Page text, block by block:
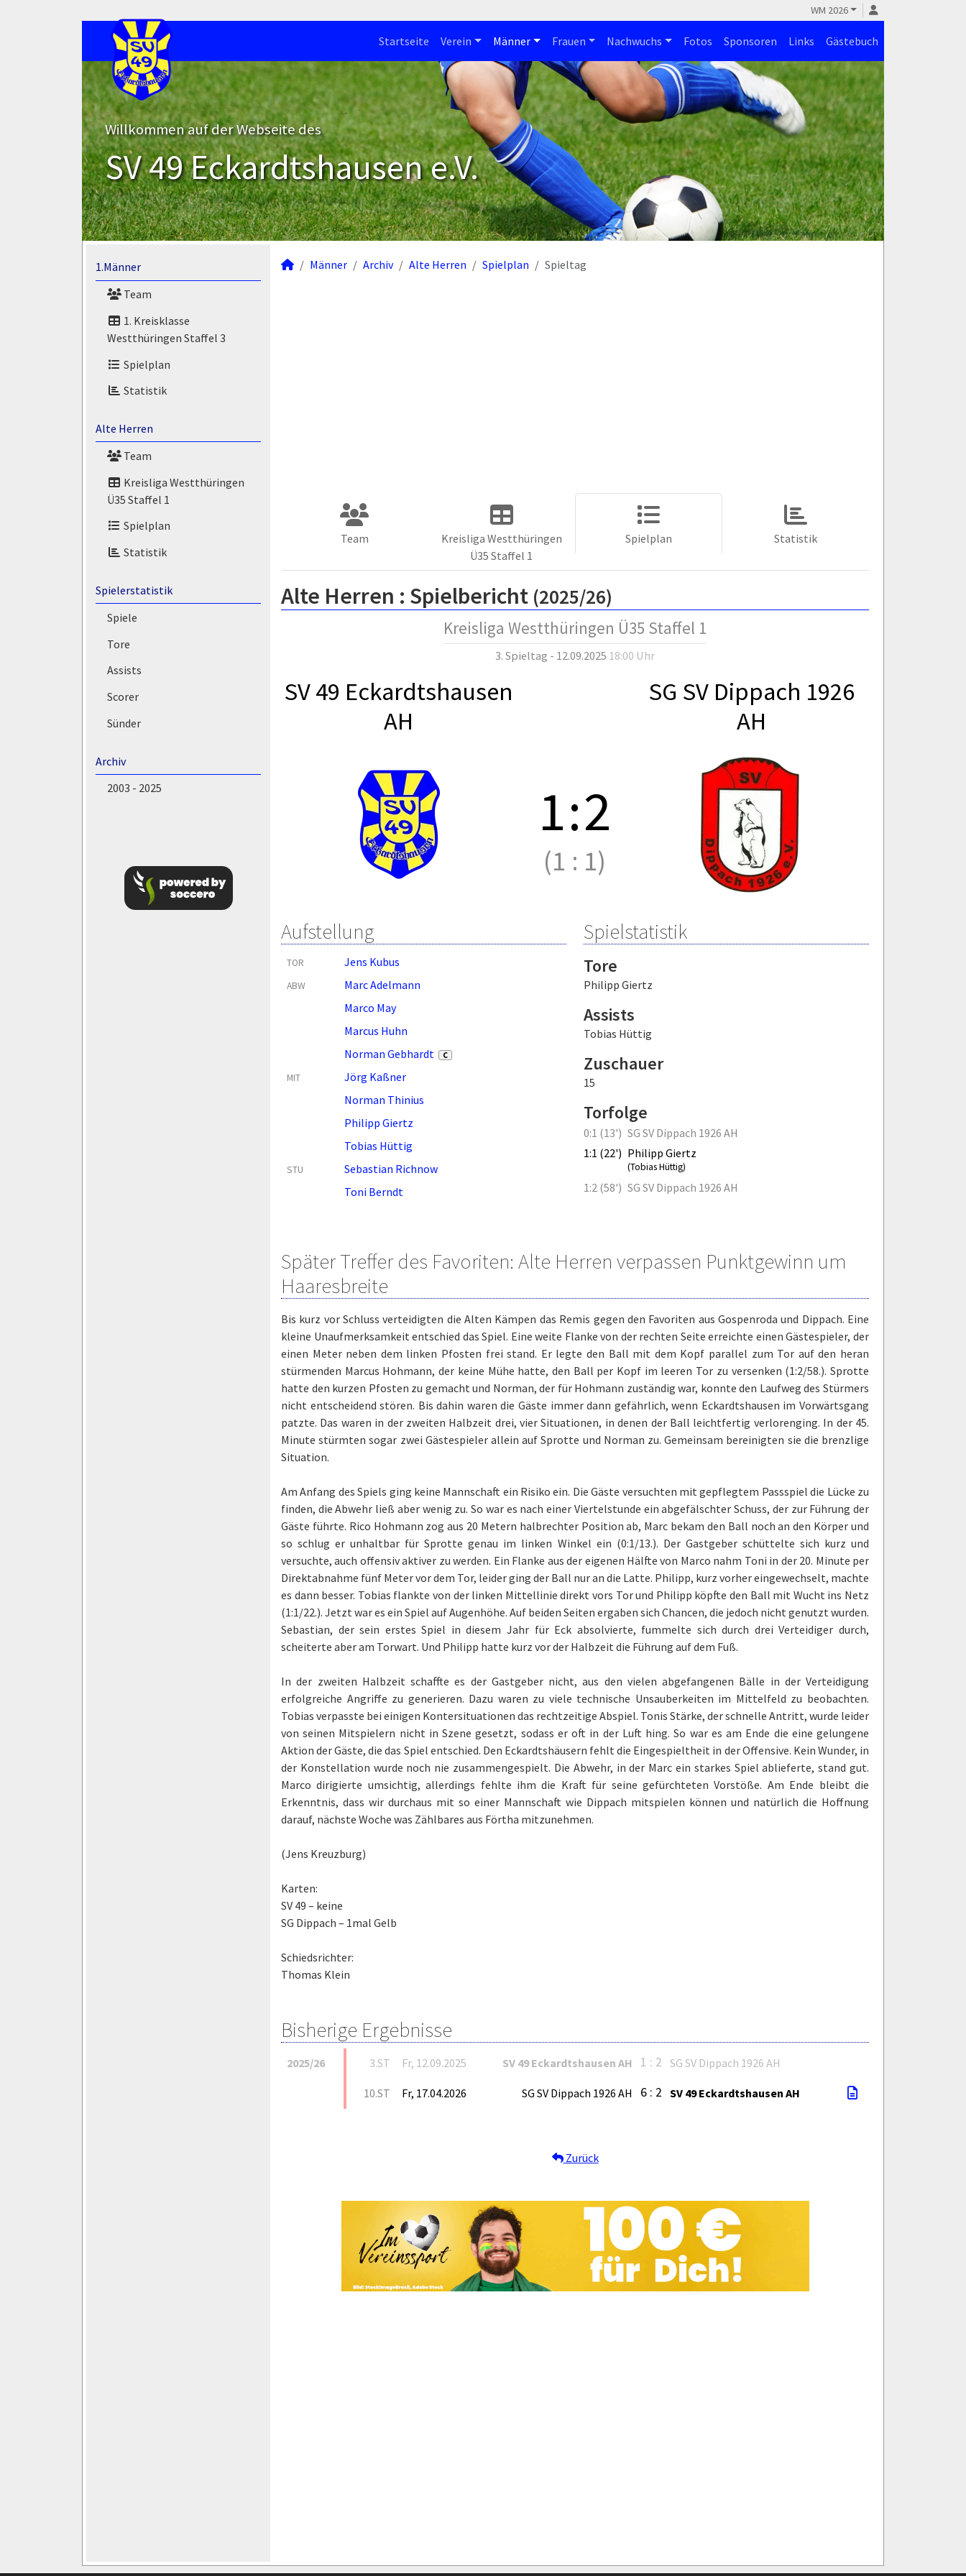
WM 2026
Startseite Verein Männer Frauen Nachwuchs Fotos Sponsoren Links Gästebuch
Willkommen auf der Webseite des
SV 49 Eckardtshausen e.V.
1.Männer
Team
1. Kreisklasse
Westthüringen Staffel 3
Spielplan
Statistik
Alte Herren
Team
Kreisliga Westthüringen
Ü35 Staffel 1
Spielplan
Statistik
Spielerstatistik
Spiele
Tore
Assists
Scorer
Sünder
Archiv
2003 - 2025
Männer Archiv Alte Herren Spielplan Spieltag
Team
Kreisliga Westthüringen
Ü35 Staffel 1
Spielplan Statistik
Alte Herren : Spielbericht (2025/26)
Kreisliga Westthüringen Ü35 Staffel 1
3. Spieltag - 12.09.2025 18:00 Uhr
SV 49 Eckardtshausen
AH
SG SV Dippach 1926
AH
1:2
(1 : 1)
Aufstellung
TOR Jens Kubus
ABW
Marc Adelmann
Marco May
Marcus Huhn
Norman Gebhardt
C
MIT
Jörg Kaßner
Norman Thinius
Philipp Giertz
Tobias Hüttig
STU
Sebastian Richnow
Toni Berndt
Spielstatistik
Tore
Philipp Giertz
Assists
Tobias Hüttig
Zuschauer
15
Torfolge
0:1 (13') SG SV Dippach 1926 AH
1:1 (22') Philipp Giertz
(Tobias Hüttig)
1:2 (58') SG SV Dippach 1926 AH
Später Treffer des Favoriten: Alte Herren verpassen Punktgewinn um
Haaresbreite
Bis kurz vor Schluss verteidigten die Alten Kämpen das Remis gegen den Favoriten aus Gospenroda und Dippach. Eine
kleine Unaufmerksamkeit entschied das Spiel. Eine weite Flanke von der rechten Seite erreichte einen Gästespieler, der
einen Meter neben dem linken Pfosten frei stand. Er legte den Ball mit dem Kopf parallel zum Tor auf den heran
stürmenden Marcus Hohmann, der keine Mühe hatte, den Ball per Kopf im leeren Tor zu versenken (1:2/58.). Sprotte
hatte den kurzen Pfosten zu gemacht und Norman, der für Hohmann zuständig war, konnte den Laufweg des Stürmers
nicht entscheidend stören. Bis dahin waren die Gäste immer dann gefährlich, wenn Eckardtshausen im Vorwärtsgang
patzte. Das waren in der zweiten Halbzeit drei, vier Situationen, in denen der Ball leichtfertig verlorenging. In der 45.
Minute stürmten sogar zwei Gästespieler allein auf Sprotte und Norman zu. Gemeinsam bereinigten sie die brenzlige
Situation.
Am Anfang des Spiels ging keine Mannschaft ein Risiko ein. Die Gäste versuchten mit gepflegtem Passspiel die Lücke zu
finden, die Abwehr ließ aber wenig zu. So war es nach einer Viertelstunde ein abgefälschter Schuss, der zur Führung der
Gäste führte. Rico Hohmann zog aus 20 Metern halbrechter Position ab, Marc bekam den Ball noch an den Körper und
so schlug er unhaltbar für Sprotte genau im linken Winkel ein (0:1/13.). Der Gastgeber schüttelte sich kurz und
versuchte, auch offensiv aktiver zu werden. Ein Flanke aus der eigenen Hälfte von Marco nahm Toni in der 20. Minute per
Direktabnahme fünf Meter vor dem Tor, leider ging der Ball nur an die Latte. Philipp, kurz vorher eingewechselt, machte
es dann besser. Tobias flankte von der linken Mittellinie direkt vors Tor und Philipp köpfte den Ball mit Wucht ins Netz
(1:1/22.). Jetzt war es ein Spiel auf Augenhöhe. Auf beiden Seiten ergaben sich Chancen, die jedoch nicht genutzt wurden.
Sebastian, der sein erstes Spiel in diesem Jahr für Eck absolvierte, fummelte sich durch drei Verteidiger durch,
scheiterte aber am Torwart. Und Philipp hatte kurz vor der Halbzeit die Führung auf dem Fuß.
In der zweiten Halbzeit schaffte es der Gastgeber nicht, aus den vielen abgefangenen Bälle in der Verteidigung
erfolgreiche Angriffe zu generieren. Dazu waren zu viele technische Unsauberkeiten im Mittelfeld zu beobachten.
Tobias verpasste bei einigen Kontersituationen das rechtzeitige Abspiel. Tonis Stärke, der schnelle Antritt, wurde leider
von seinen Mitspielern nicht in Szene gesetzt, sodass er oft in der Luft hing. So war es am Ende die eine gelungene
Aktion der Gäste, die das Spiel entschied. Den Eckardtshäusern fehlt die Eingespieltheit in der Offensive. Kein Wunder, in
der Konstellation wurde noch nie zusammengespielt. Die Abwehr, in der Marc ein starkes Spiel ablieferte, stand gut.
Marco dirigierte umsichtig, allerdings fehlte ihm die Kraft für seine gefürchteten Vorstöße. Am Ende bleibt die
Erkenntnis, dass wir durchaus mit so einer Mannschaft wie Dippach mitspielen können und natürlich die Hoffnung
darauf, nächste Woche was Zählbares aus Förtha mitzunehmen.
(Jens Kreuzburg)
Karten:
SV 49 – keine
SG Dippach – 1mal Gelb
Schiedsrichter:
Thomas Klein
Bisherige Ergebnisse
2025/26 3.ST Fr, 12.09.2025 SV 49 Eckardtshausen AH 1 : 2 SG SV Dippach 1926 AH
10.ST Fr, 17.04.2026 SG SV Dippach 1926 AH 6 : 2 SV 49 Eckardtshausen AH
Zurück